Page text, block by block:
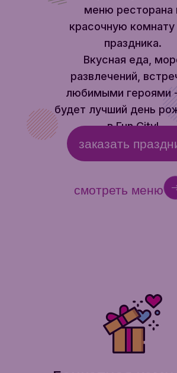
смотреть меню
меню ресторана
красочную комнату
праздника.
Вкусная еда,
развлечений,
любимыми героями
будет лучший день
в Fun City!
заказать